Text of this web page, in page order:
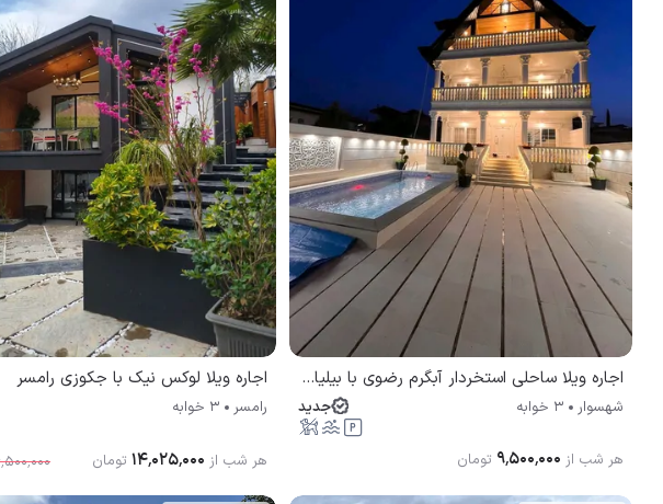
اجاره ویلا ساحلی استخردار آبگرم رضوی با بیلیارد شهسوار
شهسوار 3 خوابه جدید
هر شب از ۹٬۵۰۰٬۰۰۰ تومان
اجاره ویلا لوکس نیک با جکوزی رامسر
رامسر 3 خوابه
هر شب از ۱۴٬۰۲۵٬۰۰۰ تومان